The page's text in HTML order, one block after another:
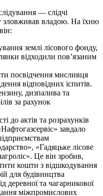
— слідчі
зловживав владою. На їхню
землі лісового фонду,
відходили пов’язаним
посвідчення мисливця
відповідних іспитів.
дизпалива та
за рахунок
до актів та розрахунків
завдало
«Гадяцьке лісове
Це він зробив,
кошти з відшкодування
для будівництва
деревної та чагарникової
міжпромислових